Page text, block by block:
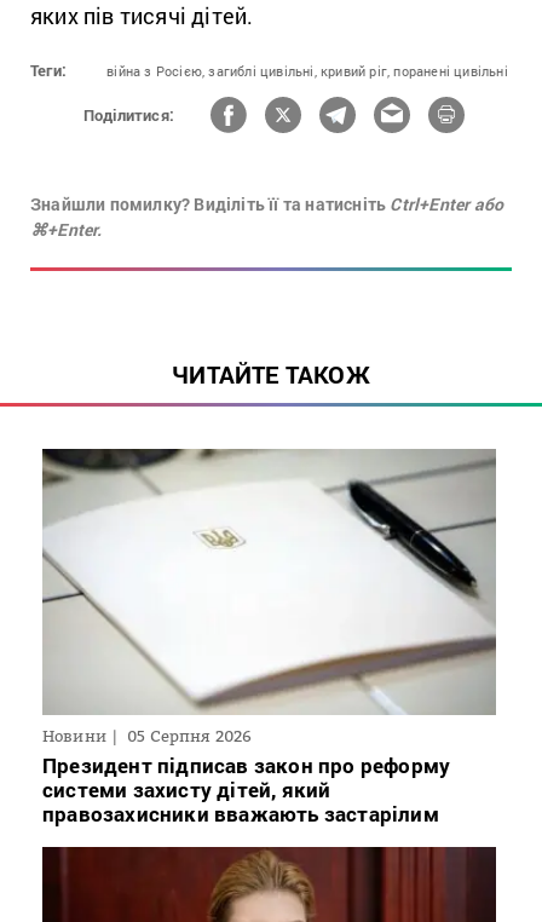
яких пів тисячі дітей.
Теги: війна з Росією, загиблі цивільні, кривий ріг, поранені цивільні
Поділитися:
Знайшли помилку? Виділіть її та натисніть Ctrl+Enter або
⌘+Enter.
ЧИТАЙТЕ ТАКОЖ
Новини 05 Серпня 2026
Президент підписав закон про реформу
системи захисту дітей, який
правозахисники вважають застарілим